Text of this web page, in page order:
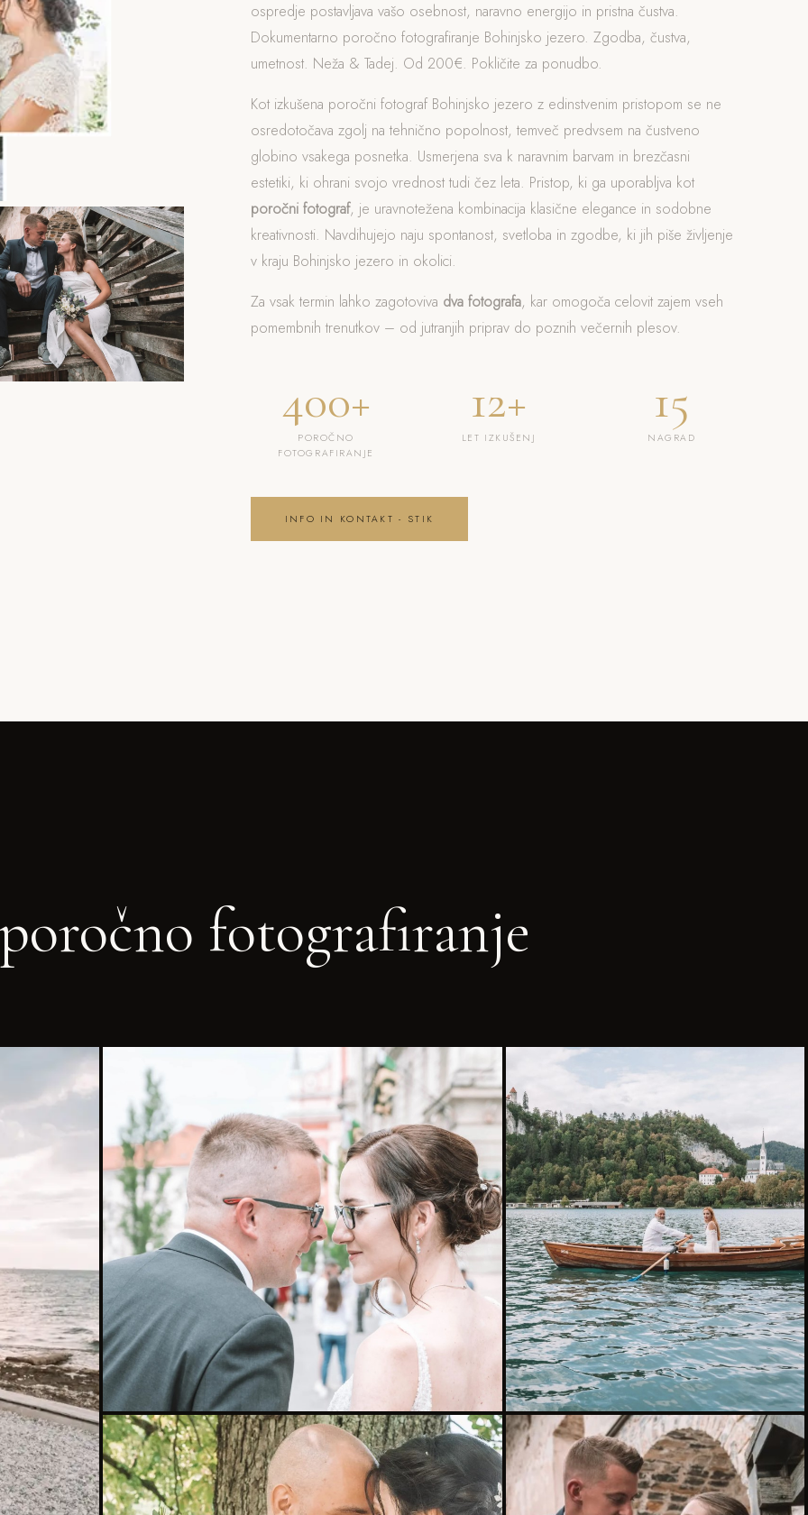
ospredje postavljava vašo osebnost, naravno energijo in pristna čustva.
Dokumentarno poročno fotografiranje Bohinjsko jezero. Zgodba, čustva,
umetnost. Neža & Tadej. Od 200€. Pokličite za ponudbo.
Kot izkušena poročni fotograf Bohinjsko jezero z edinstvenim pristopom se ne
osredotočava zgolj na tehnično popolnost, temveč predvsem na čustveno
globino vsakega posnetka. Usmerjena sva k naravnim barvam in brezčasni
estetiki, ki ohrani svojo vrednost tudi čez leta. Pristop, ki ga uporabljva kot
poročni fotograf, je uravnotežena kombinacija klasične elegance in sodobne
kreativnosti. Navdihujejo naju spontanost, svetloba in zgodbe, ki jih piše življenje
v kraju Bohinjsko jezero in okolici.
Za vsak termin lahko zagotoviva dva fotografa, kar omogoča celovit zajem vseh
pomembnih trenutkov – od jutranjih priprav do poznih večernih plesov.
400+
POROČNO
FOTOGRAFIRANJE
12+
LET IZKUŠENJ
15
NAGRAD
INFO IN KONTAKT - STIK
fotografiranje